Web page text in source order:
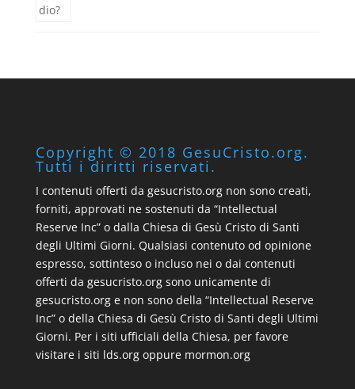
Copyright © 2018 GesuCristo.org.
Tutti i diritti riservati.
I contenuti offerti da gesucristo.org non sono creati,
forniti, approvati ne sostenuti da “Intellectual
Reserve Inc” o dalla Chiesa di Gesù Cristo di Santi
degli Ultimi Giorni. Qualsiasi contenuto od opinione
espresso, sottinteso o incluso nei o dai contenuti
offerti da gesucristo.org sono unicamente di
gesucristo.org e non sono della “Intellectual Reserve
Inc” o della Chiesa di Gesù Cristo di Santi degli Ultimi
Giorni. Per i siti ufficiali della Chiesa, per favore
visitare i siti lds.org oppure mormon.org